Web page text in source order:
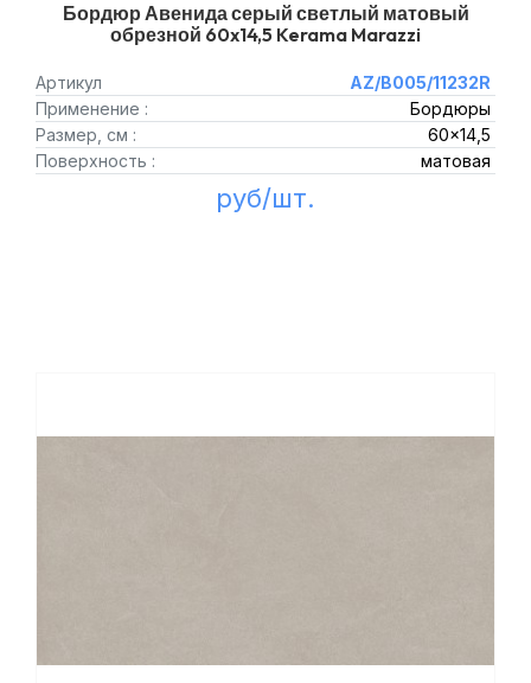
Бордюр Авенида серый светлый матовый
обрезной 60x14,5 Kerama Marazzi
Артикул
AZ/B005/11232R
Применение :
Бордюры
Размер, см :
60x14,5
Поверхность :
матовая
руб/шт.